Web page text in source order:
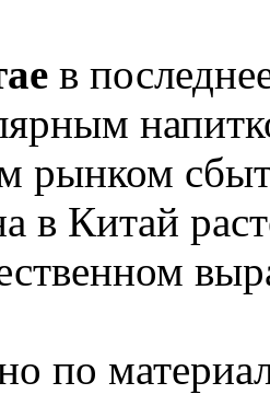
в
рынком
в Китай
по